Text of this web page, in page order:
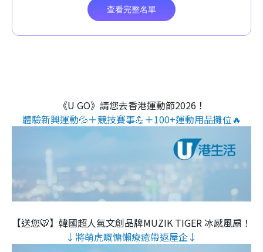
《U GO》請您去香港運動節2026！
體驗新興運動💦＋競技賽事💪＋100+運動用品攤位🔥
【送您🐯】韓國超人氣文創品牌MUZIK TIGER 冰感風扇！
↓將萌虎嘅慵懶療癒帶返屋企↓